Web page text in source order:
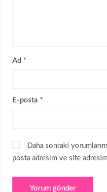
Ad *
E-posta *
Daha sonraki
posta adresim ve site